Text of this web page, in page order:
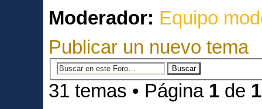
Moderador: Equipo
Publicar un nuevo tema
31 temas • Página 1 de 1